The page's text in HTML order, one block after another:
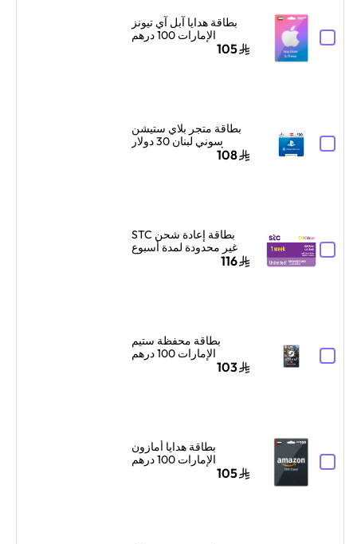
بطاقة هدايا آبل آي تيونز
الإمارات 100 درهم
إماراتي إرسال الكود105
بطاقة متجر بلاي ستيشن
سوني لبنان 30 دولار
أمريكي إرسال الكود108
بطاقة إعادة شحن STC
غير محدودة لمدة أسبوع
116
بطاقة محفظة ستيم
الإمارات 100 درهم
إماراتي إرسال الكود103
بطاقة هدايا أمازون
الإمارات 100 درهم
إماراتي إرسال الكود105